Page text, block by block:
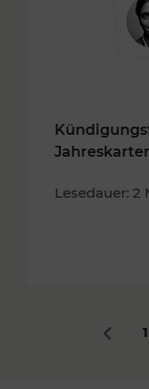
Lesedauer: 2
Zurück
1